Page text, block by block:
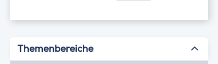
Themenbereiche